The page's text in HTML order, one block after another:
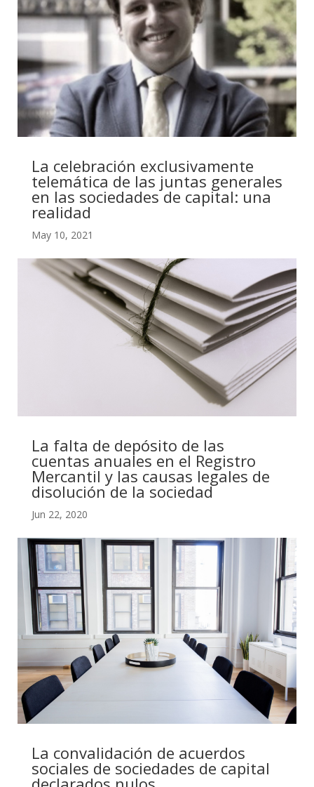
La celebración exclusivamente
telemática de las juntas generales
en las sociedades de capital: una
realidad
May 10, 2021
La falta de depósito de las
cuentas anuales en el Registro
Mercantil y las causas legales de
disolución de la sociedad
Jun 22, 2020
La convalidación de acuerdos
sociales de sociedades de capital